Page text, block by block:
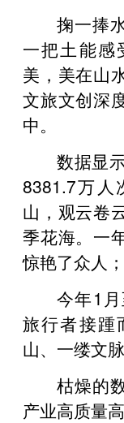
掬一捧
一把土能感
美，美在山
文旅文创深
中。
数据显
8381.7万人
山，观云卷
季花海。一
惊艳了众人；
今年1
旅行者接踵
山、一缕文
枯燥的
产业高质量